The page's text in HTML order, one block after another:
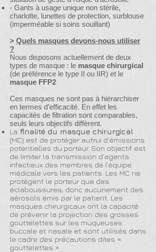
- Gants à usage unique non stérile,
charlotte, lunettes de protection, surblouse
(imperméable si soins souillant)
> Quels masques devons-nous utiliser
?
Nous disposons actuellement de deux
types de masque : le masque chirurgical
(de préférence le type II ou IIR) et le
masque FFP2
Ces masques ne sont pas à hiérarchiser
en termes d’efficacité. En effet les
capacités de filtration sont comparables,
seuls leurs objectifs diffèrent.
La finalité du masque chirurgical
(MC) est de protéger autrui d’émissions
potentielles du porteur. Son objectif est
de limiter la transmission d’agents
infectieux des membres de l’équipe
médicale vers les patients. Les MC ne
protègent le porteur que des
éclaboussures, donc aucunement des
aérosols émis par le patient. Les
masques chirurgicaux ont la capacité
de prévenir la projection des grosses
gouttelettes sur les muqueuses
buccale et nasale et sont utilisés dans
le cadre des précautions dites «
gouttelettes »